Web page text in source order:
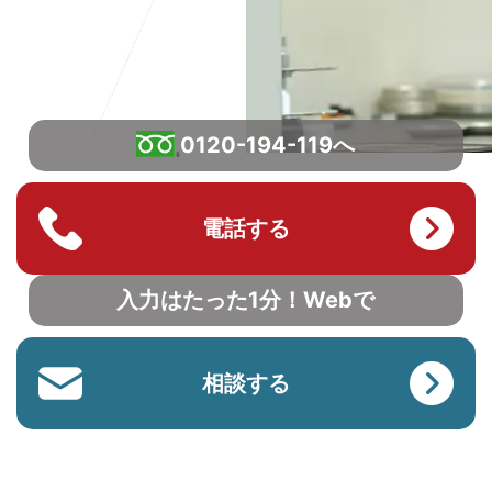
0120-194-119へ
電話する
入力はたった1分！Webで
相談する